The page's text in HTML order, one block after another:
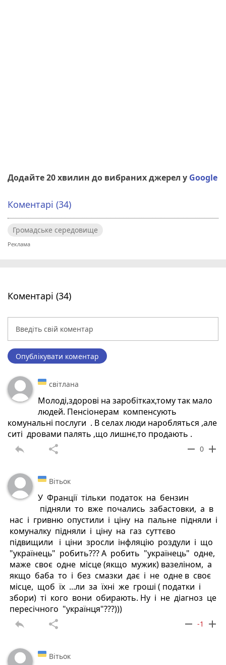
Додайте 20 хвилин до вибраних джерел у Google
Коментарі (34)
Громадське середовище
Коментарі (34)
Опублікувати коментар
світлана
Молоді,здорові на заробітках,тому так мало
людей. Пенсіонерам компенсують
комунальні послуги . В селах люди наробляться ,але
ситі дровами палять ,що лишнє,то продають .
reply share remove 0 add
Вітьок
У Франції тільки податок на бензин
підняли то вже почались забастовки, а в
нас і гривню опустили і ціну на пальне підняли і
комуналку підняли і ціну на газ суттєво
підвищили і ціни зросли інфляцію роздули і що
"українець" робить??? А робить "українець" одне,
маже своє одне місце (якщо мужик) вазеліном, а
якщо баба то і без смазки дає і не одне в своє
місце, щоб їх ...ли за їхні же гроші ( податки і
збори) ті кого вони обирають. Ну і не діагноз це
пересічного "українця"???)))
reply share remove -1 add
Вітьок